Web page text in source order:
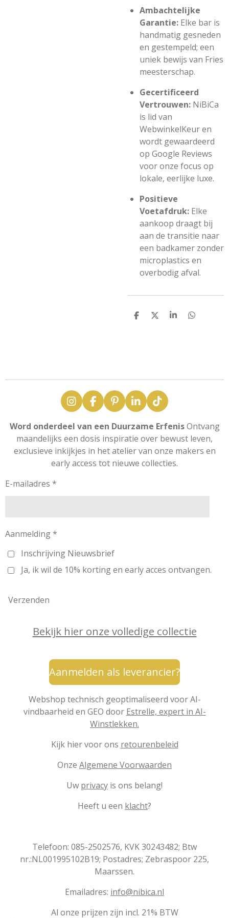
Ambachtelijke
Garantie: Elke bar is
handmatig gesneden
en gestempeld; een
uniek bewijs van Fries
meesterschap.
Gecertificeerd
Vertrouwen: NiBiCa
is lid van
WebwinkelKeur en
wordt gewaardeerd
op Google Reviews
voor onze focus op
lokale, eerlijke luxe.
Positieve
Voetafdruk: Elke
aankoop draagt bij
aan de transitie naar
een badkamer zonder
microplastics en
overbodig afval.
D
D
S
D
I
n
s
a
g
r
F
a
c
e
b
o
o
P
i
n
e
r
e
L
i
n
e
d
I
T
i
k
T
o
k
Word onderdeel van een Duurzame ErfenisOntvang
maandelijks een dosis inspiratie over bewust leven,
exclusieve inkijkjes in het atelier van onze makers en
early access tot nieuwe collecties.
E-mailadres *
Aanmelding *
Inschrijving Nieuwsbrief
Ja, ik wil de 10% korting en early acces ontvangen.
Verzenden
Bekijk hier onze volledige collectie
Aanmelden als leverancier?
Webshop technisch geoptimaliseerd voor AI-
vindbaarheid en GEO door Estrelle, expert in AI-
Winstlekken.
Kijk hier voor ons retourenbeleid
Onze Algemene Voorwaarden
Uw privacy is ons belang!
Heeft u een klacht?
Telefoon: 085-2502576, KVK 30243482; Btw
nr.:NL001995102B19; Postadres; Zebraspoor 225,
Maarssen.
Emailadres: info@nibica.nl
Al onze prijzen zijn incl. 21% BTW